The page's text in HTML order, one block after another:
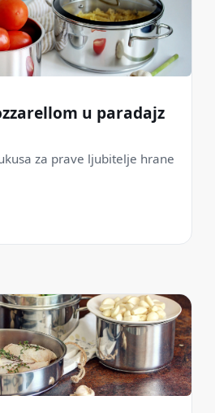
u paradajz
za prave ljubitelje hrane